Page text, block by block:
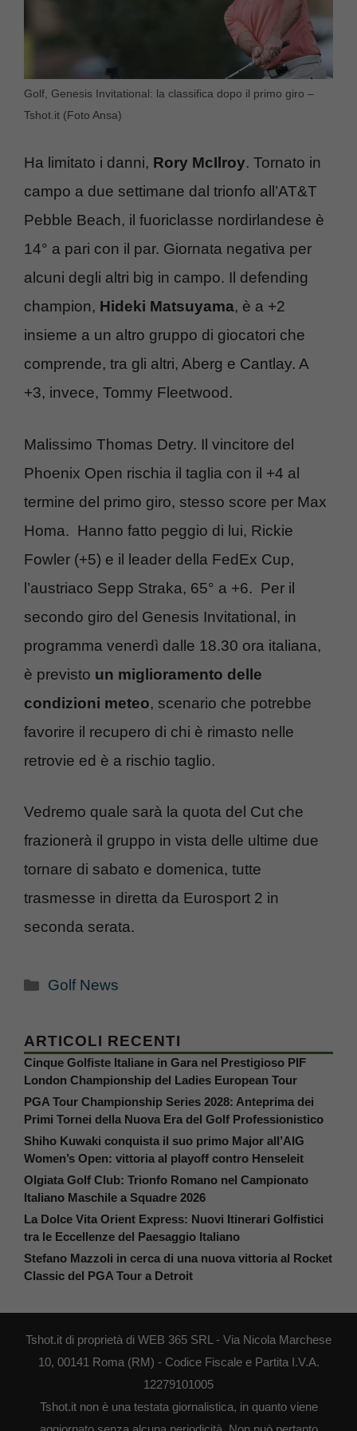
Golf, Genesis Invitational: la classifica dopo il primo giro –
Tshot.it (Foto Ansa)
Ha limitato i danni, Rory McIlroy. Tornato in
campo a due settimane dal trionfo all’AT&T
Pebble Beach, il fuoriclasse nordirlandese è
14° a pari con il par. Giornata negativa per
alcuni degli altri big in campo. Il defending
champion, Hideki Matsuyama, è a +2
insieme a un altro gruppo di giocatori che
comprende, tra gli altri, Aberg e Cantlay. A
+3, invece, Tommy Fleetwood.
Malissimo Thomas Detry. Il vincitore del
Phoenix Open rischia il taglia con il +4 al
termine del primo giro, stesso score per Max
Homa. Hanno fatto peggio di lui, Rickie
Fowler (+5) e il leader della FedEx Cup,
l’austriaco Sepp Straka, 65° a +6. Per il
secondo giro del Genesis Invitational, in
programma venerdì dalle 18.30 ora italiana,
è previsto un miglioramento delle
condizioni meteo, scenario che potrebbe
favorire il recupero di chi è rimasto nelle
retrovie ed è a rischio taglio.
Vedremo quale sarà la quota del Cut che
frazionerà il gruppo in vista delle ultime due
tornare di sabato e domenica, tutte
trasmesse in diretta da Eurosport 2 in
seconda serata.
Categorie
Golf News
ARTICOLI RECENTI
Cinque Golfiste Italiane in Gara nel Prestigioso PIF
London Championship del Ladies European Tour
PGA Tour Championship Series 2028: Anteprima dei
Primi Tornei della Nuova Era del Golf Professionistico
Shiho Kuwaki conquista il suo primo Major all’AIG
Women’s Open: vittoria al playoff contro Henseleit
Olgiata Golf Club: Trionfo Romano nel Campionato
Italiano Maschile a Squadre 2026
La Dolce Vita Orient Express: Nuovi Itinerari Golfistici
tra le Eccellenze del Paesaggio Italiano
Stefano Mazzoli in cerca di una nuova vittoria al Rocket
Classic del PGA Tour a Detroit
Tshot.it di proprietà di WEB 365 SRL - Via Nicola Marchese
10, 00141 Roma (RM) - Codice Fiscale e Partita I.V.A.
12279101005
Tshot.it non è una testata giornalistica, in quanto viene